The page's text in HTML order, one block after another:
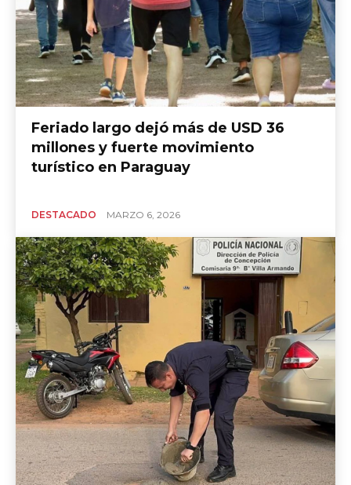
Feriado largo dejó más de USD 36
millones y fuerte movimiento
turístico en Paraguay
DESTACADO MARZO 6, 2026